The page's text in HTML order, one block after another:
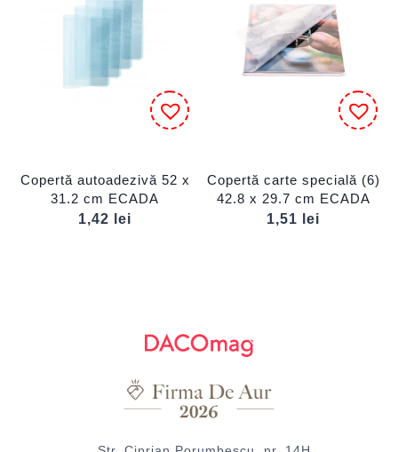
Copertă autoadezivă 52 x
31.2 cm ECADA
1,42
lei
Copertă carte specială (6)
42.8 x 29.7 cm ECADA
1,51
lei